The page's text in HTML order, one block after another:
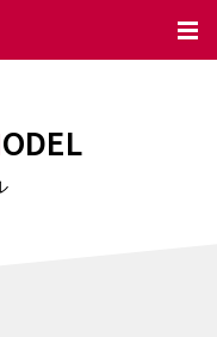
ODEL